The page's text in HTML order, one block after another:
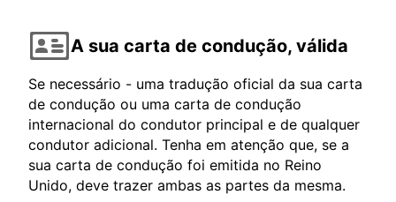
A sua carta de condução, válida
Se necessário - uma tradução oficial da sua carta
de condução ou uma carta de condução
internacional do condutor principal e de qualquer
condutor adicional. Tenha em atenção que, se a
sua carta de condução foi emitida no Reino
Unido, deve trazer ambas as partes da mesma.